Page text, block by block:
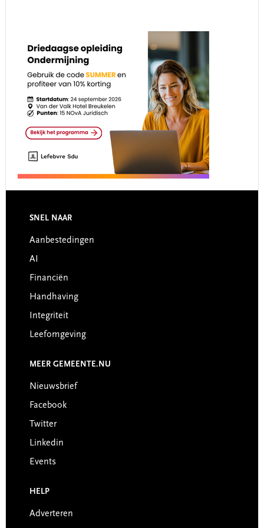
Footer
SNEL NAAR
Aanbestedingen
AI
Financiën
Handhaving
Integriteit
Leefomgeving
MEER GEMEENTE.NU
Nieuwsbrief
Facebook
Twitter
Linkedin
Events
HELP
Adverteren